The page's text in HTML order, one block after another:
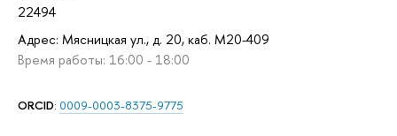
22494
Адрес: Мясницкая ул., д. 20, каб. M20-409
Время работы: 16:00 - 18:00
ORCID: 0009-0003-8375-9775